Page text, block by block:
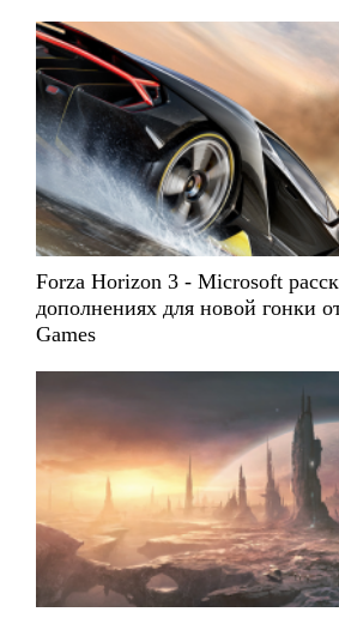
Forza Horizon 3 - Microsoft
дополнениях для новой гонки
Games